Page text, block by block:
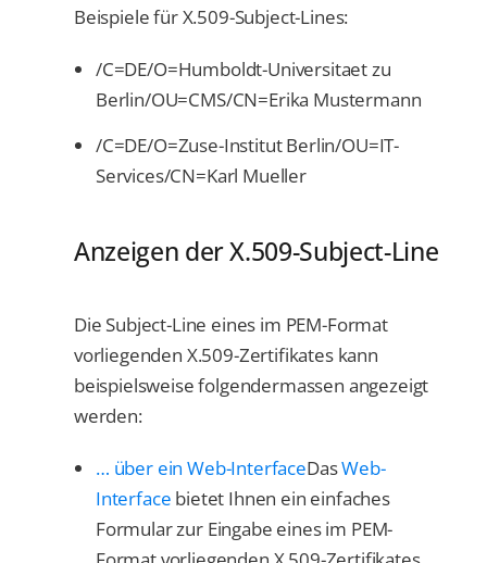
Beispiele für X.509-Subject-Lines:
/C=DE/O=Humboldt-Universitaet zu
Berlin/OU=CMS/CN=Erika Mustermann
/C=DE/O=Zuse-Institut Berlin/OU=IT-
Services/CN=Karl Mueller
Anzeigen der X.509-Subject-Line
Die Subject-Line eines im PEM-Format
vorliegenden X.509-Zertifikates kann
beispielsweise folgendermassen angezeigt
werden:
… über ein Web-InterfaceDasWeb-
Interface bietet Ihnen ein einfaches
Formular zur Eingabe eines im PEM-